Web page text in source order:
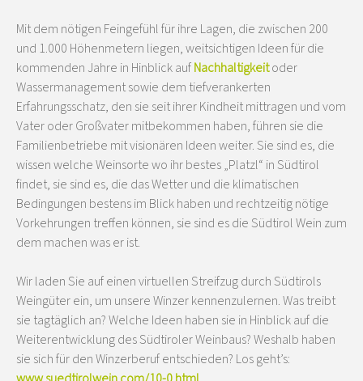
Mit dem nötigen Feingefühl für ihre Lagen, die zwischen 200
und 1.000 Höhenmetern liegen, weitsichtigen Ideen für die
kommenden Jahre in Hinblick aufNachhaltigkeitoder
Wassermanagement sowie dem tiefverankerten
Erfahrungsschatz, den sie seit ihrer Kindheit mittragen und vom
Vater oder Großvater mitbekommen haben, führen sie die
Familienbetriebe mit visionären Ideen weiter. Sie sind es, die
wissen welche Weinsorte wo ihr bestes „Platzl“ in Südtirol
findet, sie sind es, die das Wetter und die klimatischen
Bedingungen bestens im Blick haben und rechtzeitig nötige
Vorkehrungen treffen können, sie sind es die Südtirol Wein zum
dem machen was er ist.
Wir laden Sie auf einen virtuellen Streifzug durch Südtirols
Weingüter ein, um unsere Winzer kennenzulernen. Was treibt
sie tagtäglich an? Welche Ideen haben sie in Hinblick auf die
Weiterentwicklung des Südtiroler Weinbaus? Weshalb haben
sie sich für den Winzerberuf entschieden? Los geht’s: